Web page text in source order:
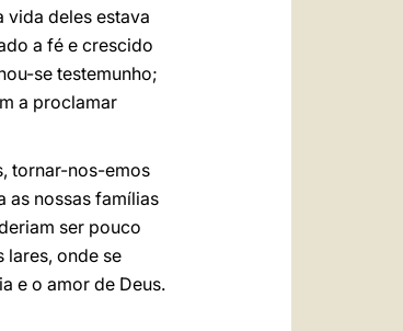
vida deles estava
a fé e crescido
se testemunho;
a proclamar
tornar-nos-emos
as nossas famílias
ser pouco
lares, onde se
e o amor de Deus.